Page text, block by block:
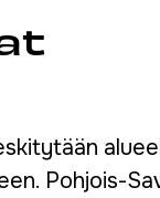
Pohjois-